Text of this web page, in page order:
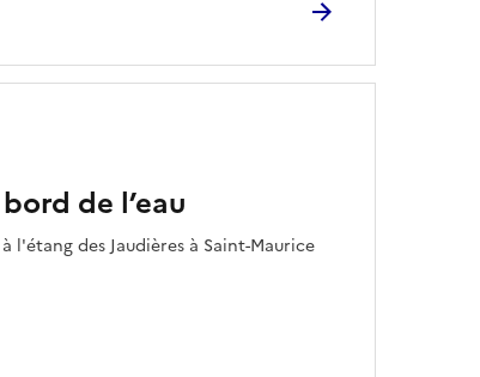
de l’eau
l'étang des Jaudières à Saint-Maurice